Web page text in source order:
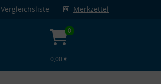
Vergleichsliste Merkzettel
0
0,00 €